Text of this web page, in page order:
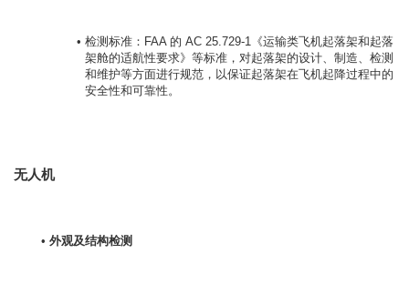
检测标准：FAA 的 AC 25.729-1《运输类飞机起落架和起落
架舱的适航性要求》等标准，对起落架的设计、制造、检测
和维护等方面进行规范，以保证起落架在飞机起降过程中的
安全性和可靠性。
无人机
外观及结构检测